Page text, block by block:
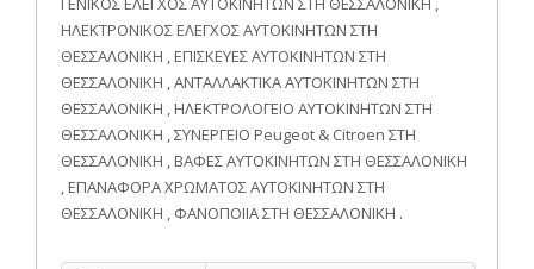
ΗΛΕΚΤΡΟΝΙΚΟΣ ΕΛΕΓΧΟΣ ΑΥΤΟΚΙΝΗΤΩΝ ΣΤΗ
ΘΕΣΣΑΛΟΝΙΚΗ , ΕΠΙΣΚΕΥΕΣ ΑΥΤΟΚΙΝΗΤΩΝ ΣΤΗ
ΘΕΣΣΑΛΟΝΙΚΗ , ΑΝΤΑΛΛΑΚΤΙΚΑ ΑΥΤΟΚΙΝΗΤΩΝ ΣΤΗ
ΘΕΣΣΑΛΟΝΙΚΗ , ΗΛΕΚΤΡΟΛΟΓΕΙΟ ΑΥΤΟΚΙΝΗΤΩΝ ΣΤΗ
ΘΕΣΣΑΛΟΝΙΚΗ , ΣΥΝΕΡΓΕΙΟ Peugeot & Citroen ΣΤΗ
ΘΕΣΣΑΛΟΝΙΚΗ , ΒΑΦΕΣ ΑΥΤΟΚΙΝΗΤΩΝ ΣΤΗ ΘΕΣΣΑΛΟΝΙΚΗ
, ΕΠΑΝΑΦΟΡΑ ΧΡΩΜΑΤΟΣ ΑΥΤΟΚΙΝΗΤΩΝ ΣΤΗ
ΘΕΣΣΑΛΟΝΙΚΗ , ΦΑΝΟΠΟΙΙΑ ΣΤΗ ΘΕΣΣΑΛΟΝΙΚΗ .